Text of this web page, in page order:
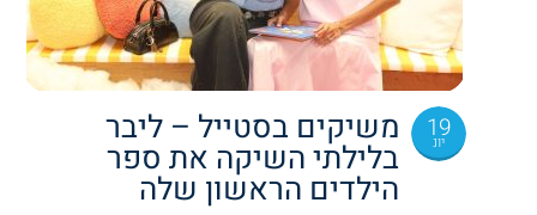
19
יונ משיקים בסטייל – ליבר
בלילתי השיקה את ספר
הילדים הראשון שלה